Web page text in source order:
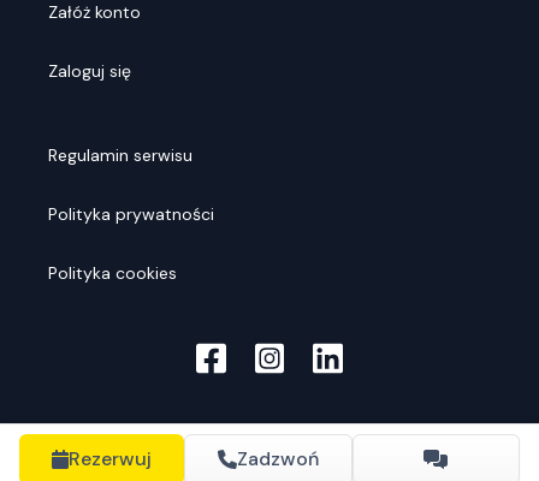
Rezerwuj Zadzwoń
Załóż konto
Zaloguj się
Regulamin serwisu
Polityka prywatności
Polityka cookies
© Rentools 2026. Wszelkie prawa zastrzeżone.